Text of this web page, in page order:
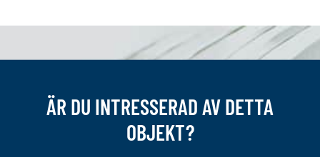
ÄR DU INTRESSERAD AV DETTA
OBJEKT?